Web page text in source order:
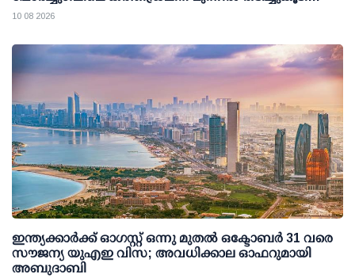
ജനക്കൂട്ടം
10 08 2026
ഇന്ത്യക്കാര്‍ക്ക് ഓഗസ്റ്റ് ഒന്നു മുതല്‍ ഒക്ടോബര്‍ 31 വരെ
സൗജന്യ യുഎഇ വിസ; അവധിക്കാല ഓഫറുമായി
അബുദാബി